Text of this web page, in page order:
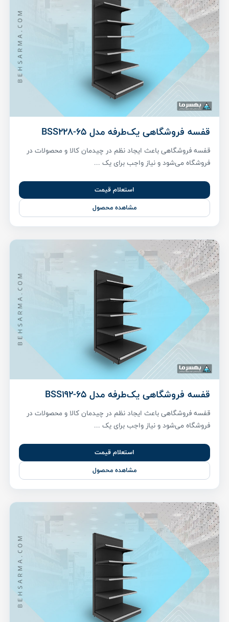
قفسه فروشگاهی یک‌طرفه مدل BSS228-65
قفسه فروشگاهی باعث ایجاد نظم در چیدمان کالا و محصولات در
فروشگاه می‌شود و نیاز واجب برای یک ...
استعلام قیمت
مشاهده محصول
قفسه فروشگاهی یک‌طرفه مدل BSS192-65
قفسه فروشگاهی باعث ایجاد نظم در چیدمان کالا و محصولات در
فروشگاه می‌شود و نیاز واجب برای یک ...
استعلام قیمت
مشاهده محصول